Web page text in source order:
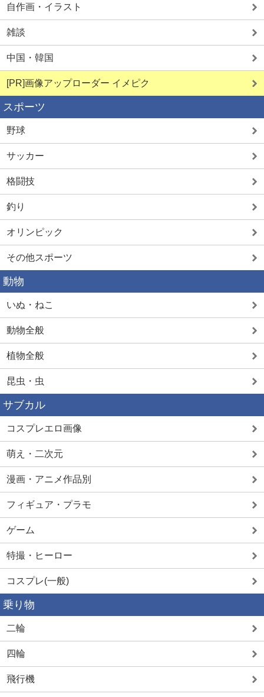
自作画・イラスト
雑談
中国・韓国
[PR]画像アップローダー イメピク
スポーツ
野球
サッカー
格闘技
釣り
オリンピック
その他スポーツ
動物
いぬ・ねこ
動物全般
植物全般
昆虫・虫
サブカル
コスプレエロ画像
萌え・二次元
漫画・アニメ作品別
フィギュア・プラモ
ゲーム
特撮・ヒーロー
コスプレ(一般)
乗り物
二輪
四輪
飛行機